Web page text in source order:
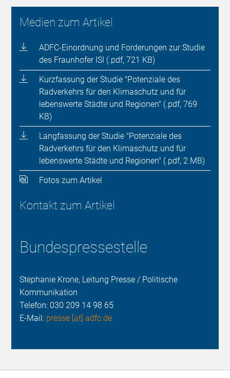
Medien zum Artikel
ADFC-Einordnung und Forderungen zur Studie
des Fraunhofer ISI (.pdf, 721 KB)
Kurzfassung der Studie "Potenziale des
Radverkehrs für den Klimaschutz und für
lebenswerte Städte und Regionen" (.pdf, 769
KB)
Langfassung der Studie "Potenziale des
Radverkehrs für den Klimaschutz und für
lebenswerte Städte und Regionen" (.pdf, 2 MB)
Fotos zum Artikel
Kontakt zum Artikel
Bundespressestelle
Stephanie Krone, Leitung Presse / Politische
Kommunikation
Telefon: 030 209 14 98 65
E-Mail: presse [at] adfc.de